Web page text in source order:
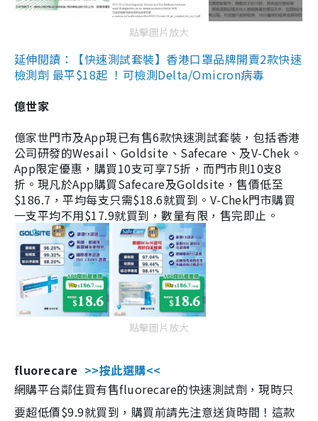
點擊圖片放大
延伸閱讀：【快速測試套裝】香港口罩品牌開賣2款快速
檢測劑 最平$18起 ！可檢測Delta/Omicron病毒
億世家
億家世門市及App現已有售6款快速測試套裝，包括香港
公司研發的Wesail、Goldsite、Safecare、及V-Chek。
App限定優惠，購買10支可享75折，而門市則10支8
折。現凡於App購買Safecare及Goldsite，售價低至
$186.7，平均每支只需$18.6就買到。V-Chek門市購買
一支平均不用$17.9就買到，數量有限，售完即止。
點擊圖片放大
fluorecare >>按此選購<<
網購平台鄰住買有售fluorecare的快速測試劑，現時只
要超低價$9.9就買到，購買前請先注意送貨時間！這款